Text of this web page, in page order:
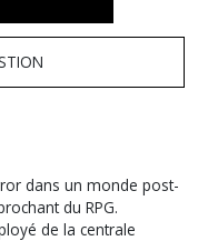
dans un monde post-
du RPG.
de la centrale